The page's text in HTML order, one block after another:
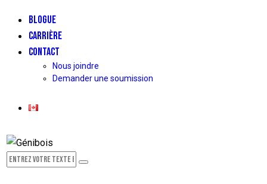
BLOGUE
CARRIÈRE
CONTACT
Nous joindre
Demander une soumission